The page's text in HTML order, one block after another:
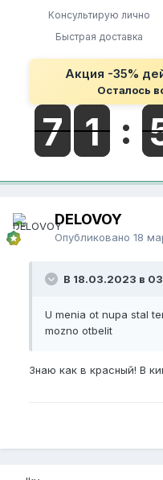
Консультирую лично
Быстрая доставка
Акция -35%
Осталось
DELOVOY
Опубликовано 18
В 18.03.2023 в
U menia ot nupa stal
mozno otbelit
Знаю как в красный! В